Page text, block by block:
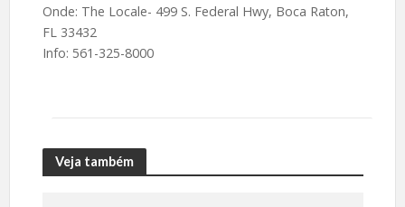
Onde: The Locale- 499 S. Federal Hwy, Boca Raton,
FL 33432
Info: 561-325-8000
Veja também